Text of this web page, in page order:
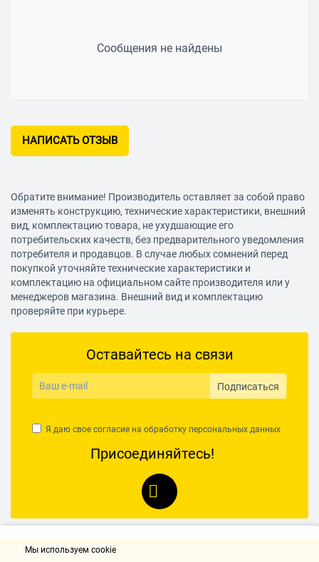
Сообщения не найдены
НАПИСАТЬ ОТЗЫВ
Обратите внимание! Производитель оставляет за собой право
изменять конструкцию, технические характеристики, внешний
вид, комплектацию товара, не ухудшающие его
потребительских качеств, без предварительного уведомления
потребителя и продавцов. В случае любых сомнений перед
покупкой уточняйте технические характеристики и
комплектацию на официальном сайте производителя или у
менеджеров магазина. Внешний вид и комплектацию
проверяйте при курьере.
Оставайтесь на связи
Подписаться
Я даю свое согласие на обработку персональных данных
Присоединяйтесь!
Мы используем cookie